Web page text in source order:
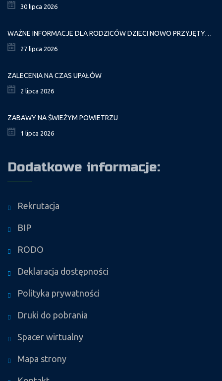
30 lipca 2026
WAŻNE INFORMACJE DLA RODZICÓW DZIECI NOWO PRZYJĘTYCH GR. I
27 lipca 2026
ZALECENIA NA CZAS UPAŁÓW
2 lipca 2026
ZABAWY NA ŚWIEŻYM POWIETRZU
1 lipca 2026
Dodatkowe informacje:
Rekrutacja
BIP
RODO
Deklaracja dostępności
Polityka prywatności
Druki do pobrania
Spacer wirtualny
Mapa strony